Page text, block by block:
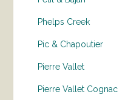
Phelps Creek
Pic & Chapoutier
Pierre Vallet
Pierre Vallet Cognac